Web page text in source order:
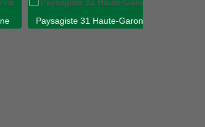
Paysagiste 31 Haute-Garonne